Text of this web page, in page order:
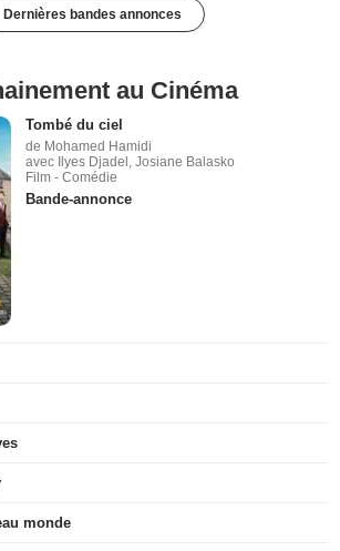
Dernières bandes annonces
au Cinéma
Tombé du ciel
de Mohamed Hamidi
avec Ilyes Djadel, Josiane Balasko
Film - Comédie
Bande-annonce
monde